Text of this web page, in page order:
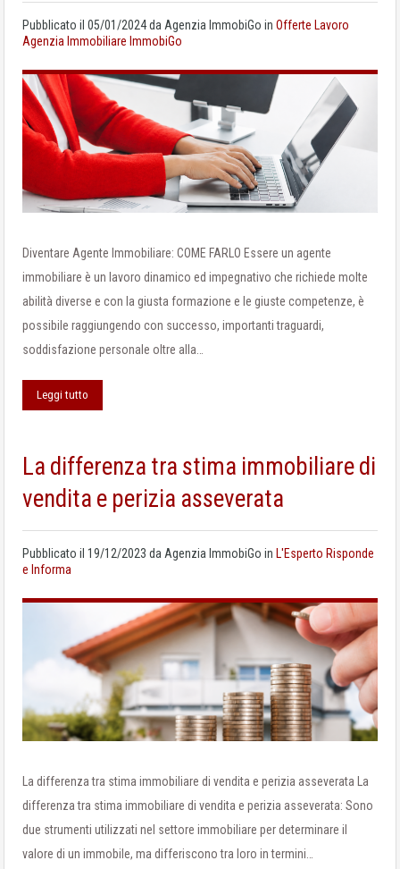
Pubblicato il 05/01/2024da Agenzia ImmobiGo in Offerte Lavoro
Agenzia Immobiliare ImmobiGo
Diventare Agente Immobiliare: COME FARLO Essere un agente
immobiliare è un lavoro dinamico ed impegnativo che richiede molte
abilità diverse e con la giusta formazione e le giuste competenze, è
possibile raggiungendo con successo, importanti traguardi,
soddisfazione personale oltre alla…
Leggi tutto
La differenza tra stima immobiliare di
vendita e perizia asseverata
Pubblicato il 19/12/2023 da Agenzia ImmobiGo in L'Esperto Risponde
e Informa
La differenza tra stima immobiliare di vendita e perizia asseverata La
differenza tra stima immobiliare di vendita e perizia asseverata: Sono
due strumenti utilizzati nel settore immobiliare per determinare il
valore di un immobile, ma differiscono tra loro in termini…